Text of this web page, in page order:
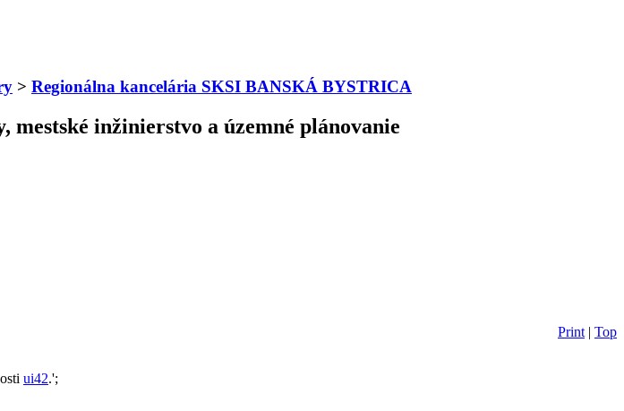
> Regionálna kancelária SKSI BANSKÁ BYSTRICA
mestské inžinierstvo a územné plánovanie
Print| Top
ui42.';